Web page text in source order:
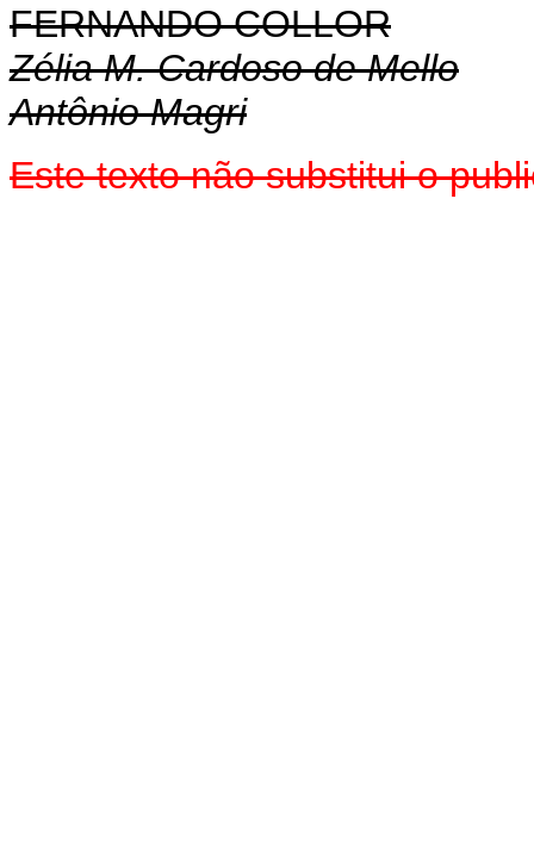
FERNANDO COLLOR
Zélia M. Cardoso de Mello
Antônio Magri
Este texto não substitui o